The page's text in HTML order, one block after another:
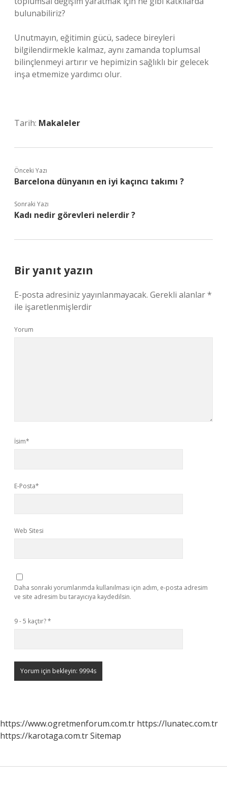
bulunabiliriz?
Unutmayın, eğitimin gücü, sadece bireyleri
bilgilendirmekle kalmaz, aynı zamanda toplumsal
bilinçlenmeyi artırır ve hepimizin sağlıklı bir gelecek
inşa etmemize yardımcı olur.
Tarih: Makaleler
Önceki Yazı
Barcelona dünyanın en iyi kaçıncı takımı ?
Sonraki Yazı
Kadı nedir görevleri nelerdir ?
Bir yanıt yazın
E-posta adresiniz yayınlanmayacak. Gerekli alanlar*
ile işaretlenmişlerdir
Yorum
İsim*
E-Posta*
Web Sitesi
Daha sonraki yorumlarımda kullanılması için adım, e-posta adresim
ve site adresim bu tarayıcıya kaydedilsin.
9 - 5 kaçtır?*
https://www.ogretmenforum.com.tr https://lunatec.com.tr
https://karotaga.com.trSitemap